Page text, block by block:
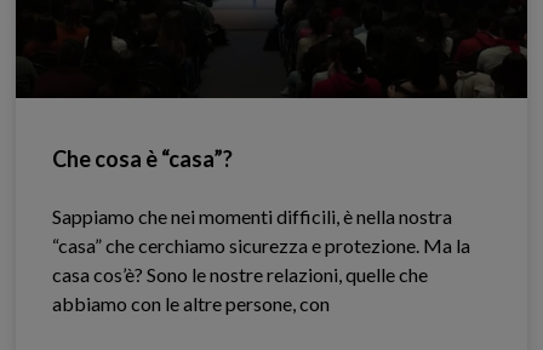
Che cosa è “casa”?
Sappiamo che nei momenti difficili, è nella nostra
“casa” che cerchiamo sicurezza e protezione. Ma la
casa cos’è? Sono le nostre relazioni, quelle che
abbiamo con le altre persone, con